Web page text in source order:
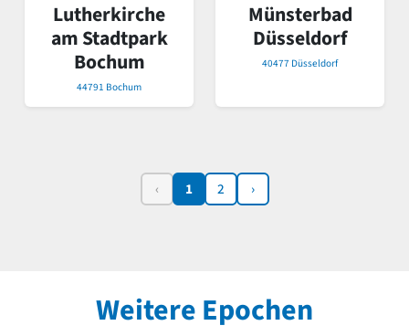
Lutherkirche
am Stadtpark
Bochum
44791 Bochum
Münsterbad
Düsseldorf
40477 Düsseldorf
‹ 1 2 ›
Weitere Epochen